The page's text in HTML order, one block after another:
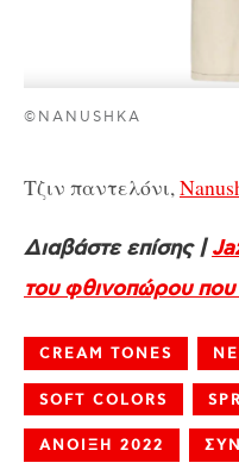
©NANUSHKA
Τζιν παντελόνι,
Διαβάστε επίσης |
του φθινοπώρου
CREAM TONES
SOFT COLORS
ΑΝΟΙΞΗ 2022